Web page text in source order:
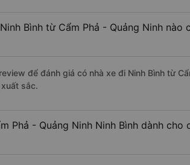
Bình từ Cẩm Phả - Quảng Ninh
để đánh giá có nhà xe đi Ninh Bình từ
sắc.
Phả - Quảng Ninh Ninh Bình dành